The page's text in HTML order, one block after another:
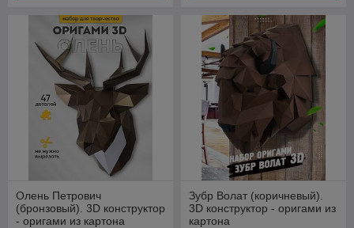
Олень Петрович
(бронзовый). 3D конструктор
- оригами из картона
Зубр Волат (коричневый).
3D конструктор - оригами из
картона